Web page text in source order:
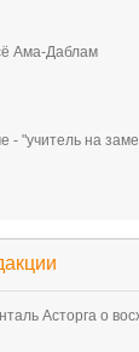
Ама-Даблам
- "учитель на
Асторга о